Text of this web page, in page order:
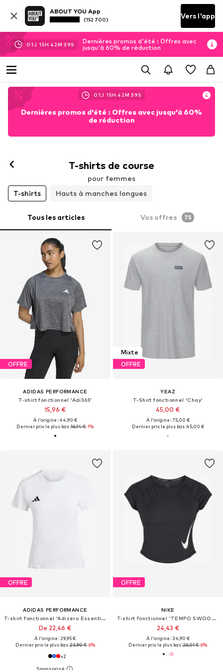
ABOUT YOU App
(152 700) Vers l'app
01J 15H 42M 37S
Dernières promos d'été : Offres avec
jusqu'à 60% de réduction
01J 15H 42M 37S
Dernières promos d'été : Offres avec jusqu'à 60%
de réduction
T-shirts de course
pour femmes
T-shirts
Hauts à manches longues
Tous les articles Vos offres 75
OFFRE
ADIDAS PERFORMANCE
T-shirt fonctionnel 'Adi365'
15,96 €
À l'origine : 44,90 €
Dernier prix le plus bas :16,14 €-1%
Mixte
OFFRE
YEAZ
T-Shirt fonctionnel 'Chay'
45,00 €
À l'origine : 75,00 €
Dernier prix le plus bas :45,00 €
OFFRE
ADIDAS PERFORMANCE
T-shirt fonctionnel 'Adizero Essentials'
De 22,46 €
À l'origine : 29,95 €
Dernier prix le plus bas :23,90 €-6%
+2
OFFRE
NIKE
T-shirt fonctionnel 'TEMPO SWOOSH'
24,43 €
À l'origine : 34,90 €
Dernier prix le plus bas :26,01 €-6%